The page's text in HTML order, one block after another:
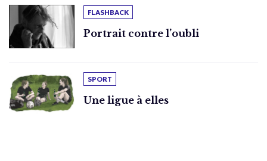
FLASHBACK
Portrait contre l’oubli
SPORT
Une ligue à elles